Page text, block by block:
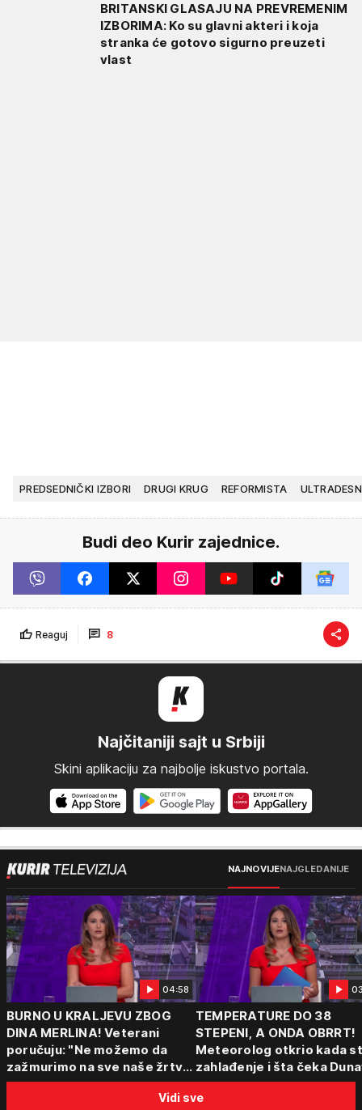
BRITANSKI GLASAJU NA PREVREMENIM
IZBORIMA: Ko su glavni akteri i koja
stranka će gotovo sigurno preuzeti
vlast
PREDSEDNIČKI IZBORI DRUGI KRUG REFORMISTA
Budi deo Kurir zajednice.
Reaguj 8
Najčitaniji sajt u Srbiji
Skini aplikaciju za najbolje iskustvo portala.
NAJNOVIJENAJGLEDANIJE
04:58
BURNO U KRALJEVU ZBOG
DINA MERLINA! Veterani
poručuju: "Ne možemo da
zažmurimo na sve naše žrtve
i stradanja!"
TEMPERATURE DO 38
STEPENI, A ONDA OBRRT!
Meteorolog otkrio kada
zahlađenje i šta čeka
Vidi sve